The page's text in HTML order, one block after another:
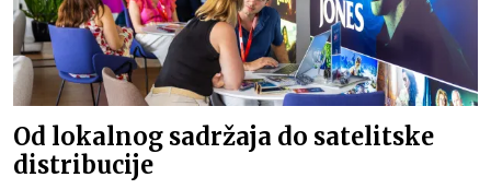
Od lokalnog sadržaja do satelitske
distribucije